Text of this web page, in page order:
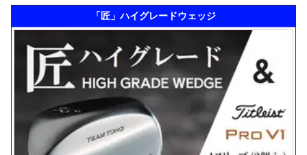
「匠」ハイグレードウェッジ